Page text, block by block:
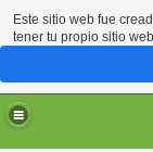
Este sitio web fue
tener tu propio sitio